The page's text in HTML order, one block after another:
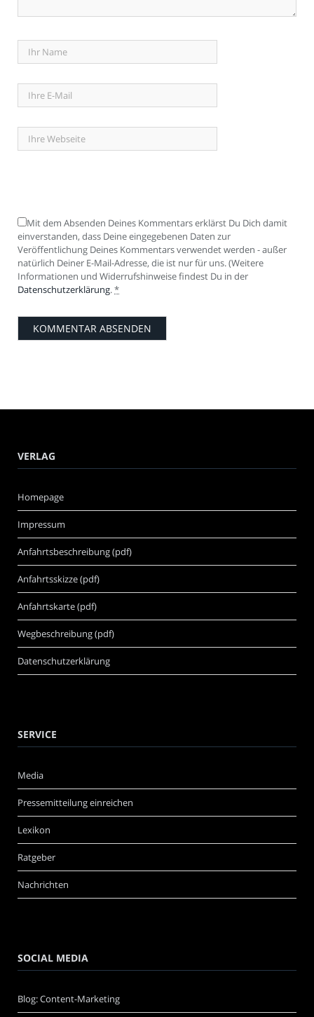
Mit dem Absenden Deines Kommentars erklärst Du Dich damit
einverstanden, dass Deine eingegebenen Daten zur
Veröffentlichung Deines Kommentars verwendet werden - außer
natürlich Deiner E-Mail-Adresse, die ist nur für uns. (Weitere
Informationen und Widerrufshinweise findest Du in der
Datenschutzerklärung.*
VERLAG
Homepage
Impressum
Anfahrtsbeschreibung (pdf)
Anfahrtsskizze (pdf)
Anfahrtskarte (pdf)
Wegbeschreibung (pdf)
Datenschutzerklärung
SERVICE
Media
Pressemitteilung einreichen
Lexikon
Ratgeber
Nachrichten
SOCIAL MEDIA
Blog: Content-Marketing